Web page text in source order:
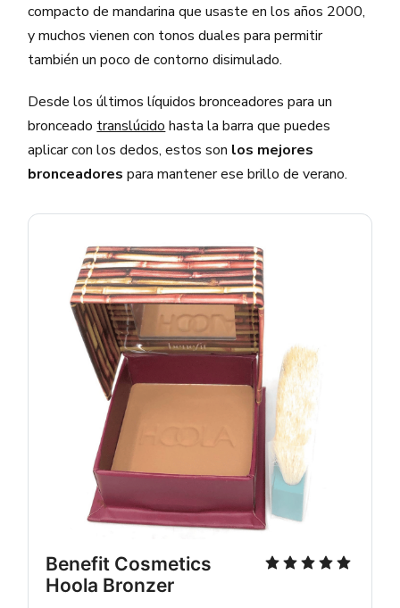
compacto de mandarina que usaste en los años 2000,
y muchos vienen con tonos duales para permitir
también un poco de contorno disimulado.
Desde los últimos líquidos bronceadores para un
bronceado translúcido hasta la barra que puedes
aplicar con los dedos, estos son los mejores
bronceadores para mantener ese brillo de verano.
Benefit Cosmetics
Hoola Bronzer